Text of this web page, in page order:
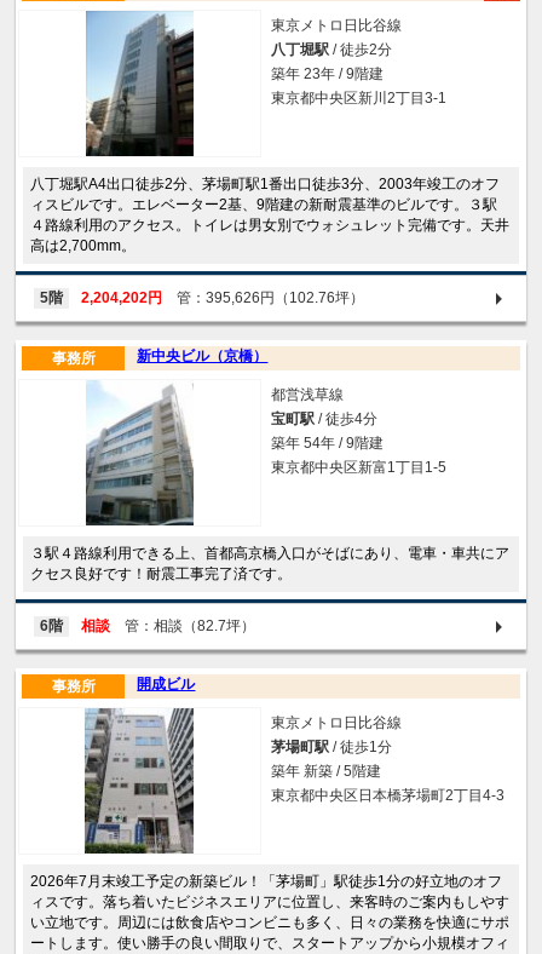
東京メトロ日比谷線
八丁堀駅 / 徒歩2分
築年 23年 / 9階建
東京都中央区新川2丁目3-1
八丁堀駅A4出口徒歩2分、茅場町駅1番出口徒歩3分、2003年竣工のオフ
ィスビルです。エレベーター2基、9階建の新耐震基準のビルです。３駅
４路線利用のアクセス。トイレは男女別でウォシュレット完備です。天井
高は2,700mm。
5階 2,204,202円 管：395,626円（102.76坪）
新中央ビル（京橋）
事務所
都営浅草線
宝町駅 / 徒歩4分
築年 54年 / 9階建
東京都中央区新富1丁目1-5
３駅４路線利用できる上、首都高京橋入口がそばにあり、電車・車共にア
クセス良好です！耐震工事完了済です。
6階 相談 管：相談（82.7坪）
開成ビル
事務所
東京メトロ日比谷線
茅場町駅 / 徒歩1分
築年 新築 / 5階建
東京都中央区日本橋茅場町2丁目4-3
2026年7月末竣工予定の新築ビル！「茅場町」駅徒歩1分の好立地のオフ
ィスです。落ち着いたビジネスエリアに位置し、来客時のご案内もしやす
い立地です。周辺には飲食店やコンビニも多く、日々の業務を快適にサポ
ートします。使い勝手の良い間取りで、スタートアップから小規模オフィ